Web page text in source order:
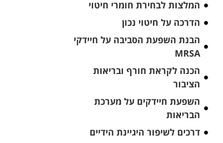
המלצות לבחירת חומרי חיטוי
הדרכה על חיטוי נכון
הבנת השפעת הסביבה על חיידקי
MRSA
הכנה לקראת חורף ובריאות
הציבור
השפעת חיידקים על מערכת
הבריאות
דרכים לשיפור היגיינת הידיים